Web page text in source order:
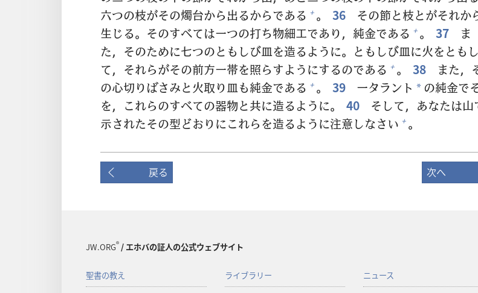
六つの枝がその燭台から出るからである + 。 36 その節と枝とがそれか
生じる。そのすべては一つの打ち物細工であり， 純金である + 。 37
ま
た，そのために七つのともしび皿を造るように。ともしび皿に火をともし
て，それらがその前方一帯を照らすようにするのである + 。 38
また，
の心切りばさみと火取り皿も純金である + 。 39 一タラント * の純金で
を，これらのすべての器物と共に造るように。 40 そして，あなたは山
示されたその型どおりにこれらを造るように注意しなさい + 。
戻る 次へ
JW.ORG®/ エホバの証人の公式ウェブサイト
聖書の教え ライブラリー ニュース